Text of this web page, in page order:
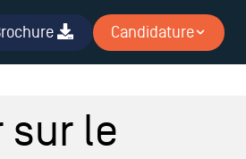
sur le
Candidature